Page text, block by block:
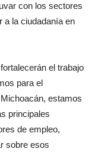
con los sectores
a la ciudadanía en
el trabajo
para el
estamos
principales
de empleo,
sobre esos